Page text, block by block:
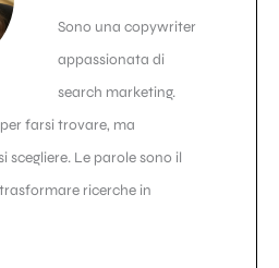
Sono una copywriter
appassionata di
search marketing.
farsi trovare, ma
Le parole sono il
ricerche in